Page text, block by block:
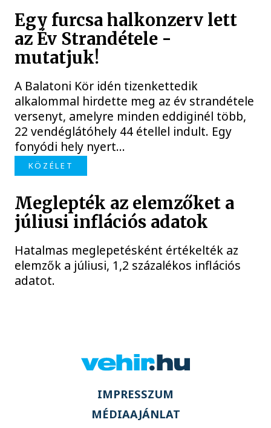
Egy furcsa halkonzerv lett
az Év Strandétele -
mutatjuk!
A Balatoni Kör idén tizenkettedik
alkalommal hirdette meg az év strandétele
versenyt, amelyre minden eddiginél több,
22 vendéglátóhely 44 étellel indult. Egy
fonyódi hely nyert...
KÖZÉLET
Meglepték az elemzőket a
júliusi inflációs adatok
Hatalmas meglepetésként értékelték az
elemzők a júliusi, 1,2 százalékos inflációs
adatot.
IMPRESSZUM
MÉDIAAJÁNLAT